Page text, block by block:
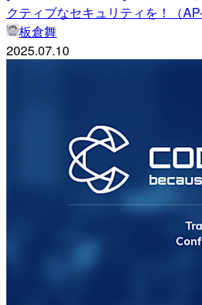
クティブなセキュリティを！（
板倉舞
2025.07.10